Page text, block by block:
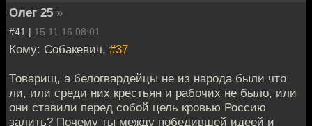
Олег 25 »
#41 | 15.11.16 08:01
Кому: Собакевич, #37
Товарищ, а белогвардейцы не из народа были что
ли, или среди них крестьян и рабочих не было, или
они ставили перед собой цель кровью Россию
залить? Почему ты между победившей идеей и